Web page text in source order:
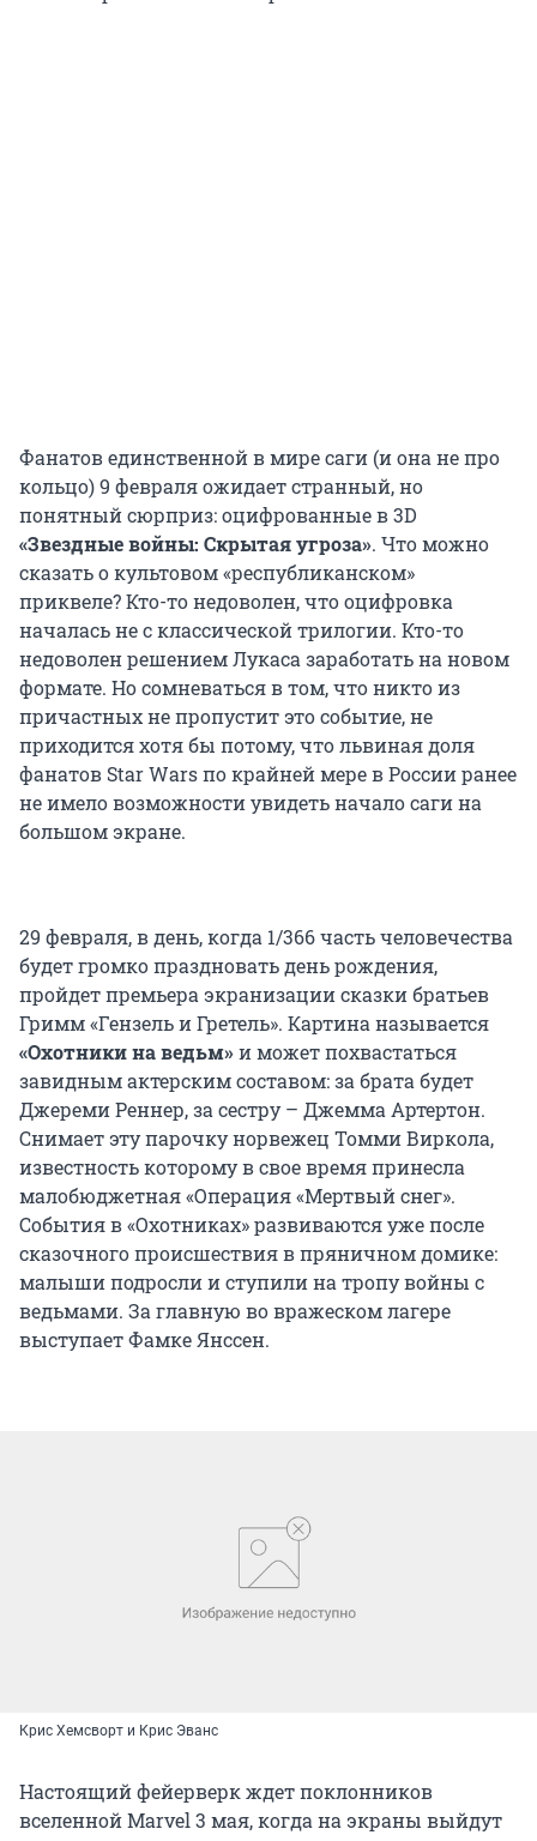
Фанатов единственной в мире саги (и она не про
кольцо) 9 февраля ожидает странный, но
понятный сюрприз: оцифрованные в 3D
«Звездные войны: Скрытая угроза». Что можно
сказать о культовом «республиканском»
приквеле? Кто-то недоволен, что оцифровка
началась не с классической трилогии. Кто-то
недоволен решением Лукаса заработать на новом
формате. Но сомневаться в том, что никто из
причастных не пропустит это событие, не
приходится хотя бы потому, что львиная доля
фанатов Star Wars по крайней мере в России ранее
не имело возможности увидеть начало саги на
большом экране.
29 февраля, в день, когда 1/366 часть человечества
будет громко праздновать день рождения,
пройдет премьера экранизации сказки братьев
Гримм «Гензель и Гретель». Картина называется
«Охотники на ведьм»и может похвастаться
завидным актерским составом: за брата будет
Джереми Реннер, за сестру – Джемма Артертон.
Снимает эту парочку норвежец Томми Виркола,
известность которому в свое время принесла
малобюджетная «Операция «Мертвый снег».
События в «Охотниках» развиваются уже после
сказочного происшествия в пряничном домике:
малыши подросли и ступили на тропу войны с
ведьмами. За главную во вражеском лагере
выступает Фамке Янссен.
Крис Хемсворт и Крис Эванс
Настоящий фейерверк ждет поклонников
вселенной Marvel 3 мая, когда на экраны выйдут